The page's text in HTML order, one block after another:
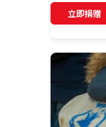
立即捐赠